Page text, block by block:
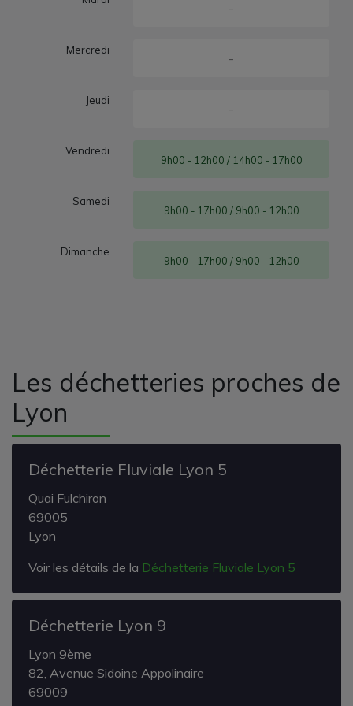
Les déchetteries proches de
Lyon
Déchetterie Fluviale Lyon 5
Quai Fulchiron
69005
Lyon
Voir les détails de la Déchetterie Fluviale Lyon 5
Déchetterie Lyon 9
Lyon 9ème
82, Avenue Sidoine Appolinaire
69009
-
Mercredi
-
Jeudi
-
Vendredi
9h00 - 12h00 / 14h00 - 17h00
Samedi
9h00 - 17h00 / 9h00 - 12h00
Dimanche
9h00 - 17h00 / 9h00 - 12h00